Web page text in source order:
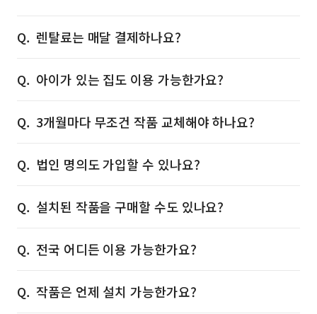
렌탈료는 매달 결제하나요?
아이가 있는 집도 이용 가능한가요?
3개월마다 무조건 작품 교체해야 하나요?
법인 명의도 가입할 수 있나요?
설치된 작품을 구매할 수도 있나요?
전국 어디든 이용 가능한가요?
작품은 언제 설치 가능한가요?